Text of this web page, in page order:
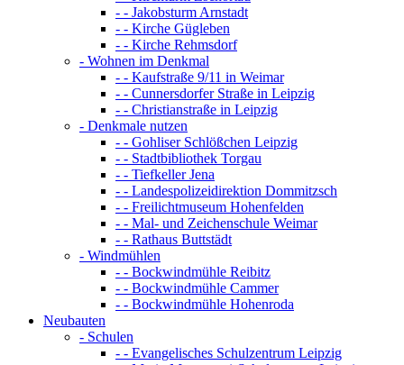
- - Jakobsturm Arnstadt
- - Kirche Gügleben
- - Kirche Rehmsdorf
- Wohnen im Denkmal
- - Kaufstraße 9/11 in Weimar
- - Cunnersdorfer Straße in Leipzig
- - Christianstraße in Leipzig
- Denkmale nutzen
- - Gohliser Schlößchen Leipzig
- - Stadtbibliothek Torgau
- - Tiefkeller Jena
- - Landespolizeidirektion Dommitzsch
- - Freilichtmuseum Hohenfelden
- - Mal- und Zeichenschule Weimar
- - Rathaus Buttstädt
- Windmühlen
- - Bockwindmühle Reibitz
- - Bockwindmühle Cammer
- - Bockwindmühle Hohenroda
Neubauten
- Schulen
- - Evangelisches Schulzentrum Leipzig